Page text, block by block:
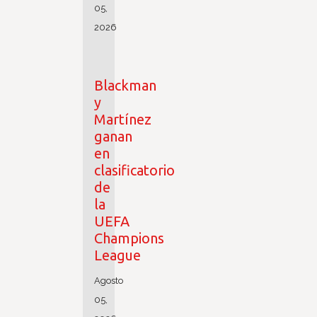
05,
2026
Blackman
y
Martínez
ganan
en
clasificatorio
de
la
UEFA
Champions
League
Agosto
05,